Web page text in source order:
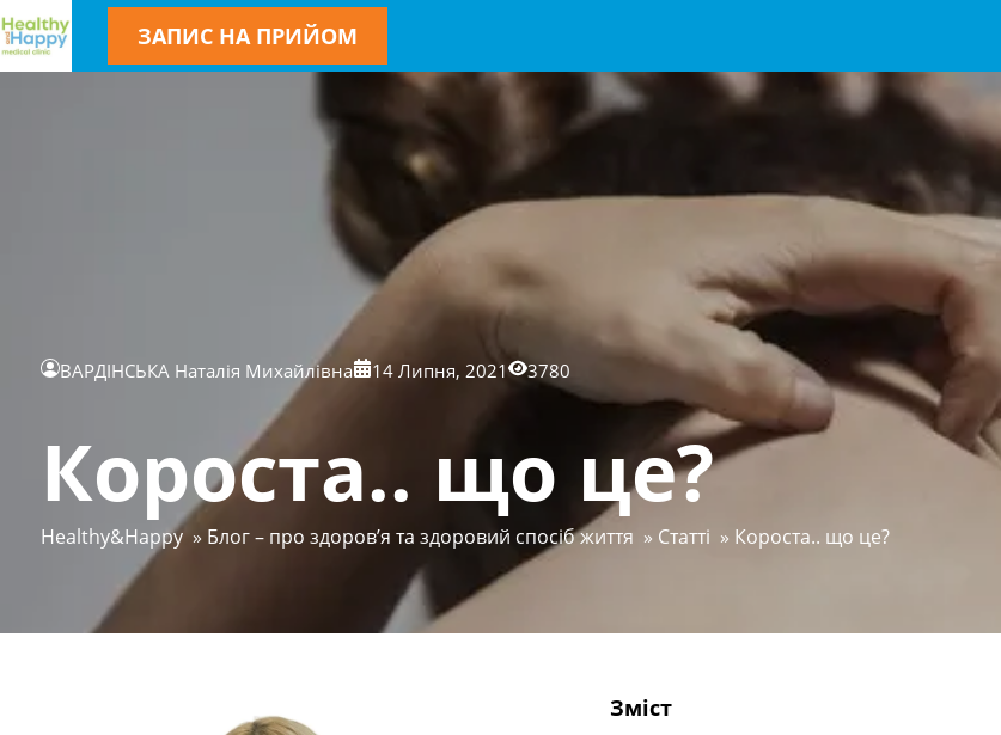
ЗАПИС НА ПРИЙОМ
ВАРДІНСЬКА Наталія Михайлівна 14 Липня, 2021 3780
Короста.. що це?
Healthy&Happy » Блог – про здоров’я та здоровий спосіб життя » Статті » Короста.. що це?
Зміст